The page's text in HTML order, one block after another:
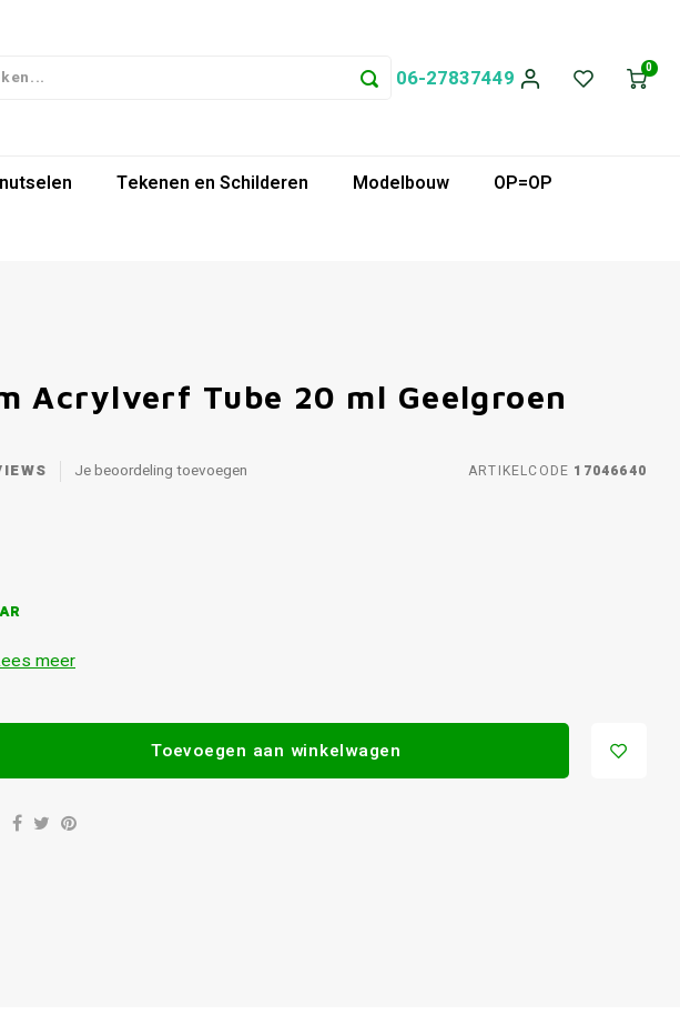
06-27837449 0
Tekenen en Schilderen Modelbouw
OP=OP
Acrylverf Tube 20 ml Geelgroen
Je beoordeling toevoegen ARTIKELCODE 17046640
meer
Toevoegen aan winkelwagen